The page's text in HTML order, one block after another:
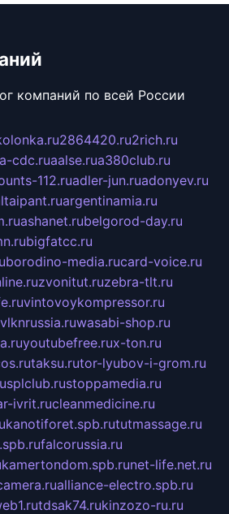
компаний по всей России
2864420.ru2rich.ru
a-cdc.ruaalse.rua380club.ru
112.ruadler-jun.ruadonyev.ru
argentinamia.ru
ashanet.rubelgorod-day.ru
bigfatcc.ru
borodino-media.rucard-voice.ru
zvonitut.ruzebra-tlt.ru
vintovoykompressor.ru
vlknrussia.ruwasabi-shop.ru
youtubefree.rux-ton.ru
taksu.rutor-lyubov-i-grom.ru
splclub.rustoppamedia.ru
ivrit.rucleanmedicine.ru
kanotiforet.spb.rututmassage.ru
falcorussia.ru
kamertondom.spb.runet-life.net.ru
alliance-electro.spb.ru
tdsak74.rukinzozo-ru.ru